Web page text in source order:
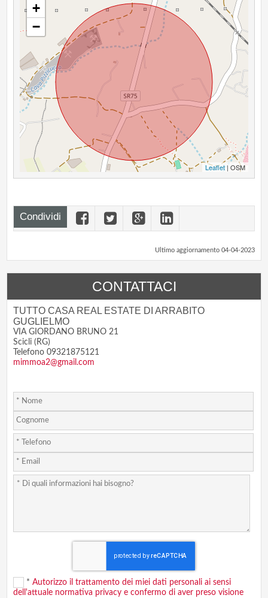
+
−
Leaflet| OSM
Condividi
Ultimo aggiornamento 04-04-2023
CONTATTACI
TUTTO CASA REAL ESTATE DI ARRABITO
GUGLIELMO
VIA GIORDANO BRUNO 21
Scicli (RG)
Telefono 09321875121
mimmoa2@gmail.com
*Autorizzo il trattamento dei miei dati personali ai sensi
dell'attuale normativa privacy e confermo di aver preso visione